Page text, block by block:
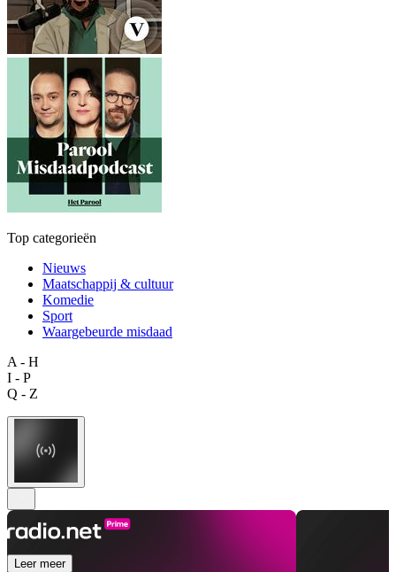
Top categorieën
Nieuws
Maatschappij & cultuur
Komedie
Sport
Waargebeurde misdaad
A - H
I - P
Q - Z
Leer meer